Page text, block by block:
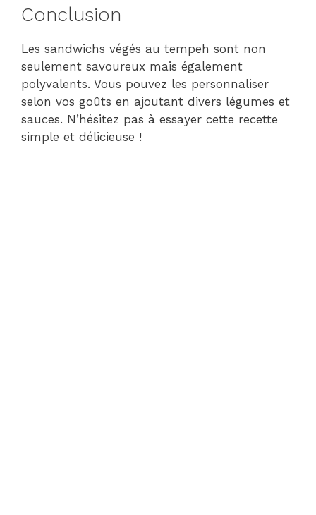
Conclusion
Les sandwichs végés au tempeh sont non
seulement savoureux mais également
polyvalents. Vous pouvez les personnaliser
selon vos goûts en ajoutant divers légumes et
sauces. N’hésitez pas à essayer cette recette
simple et délicieuse !